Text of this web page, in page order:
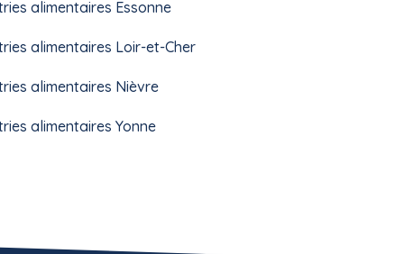
alimentaires Essonne
alimentaires Loir-et-Cher
alimentaires Nièvre
alimentaires Yonne